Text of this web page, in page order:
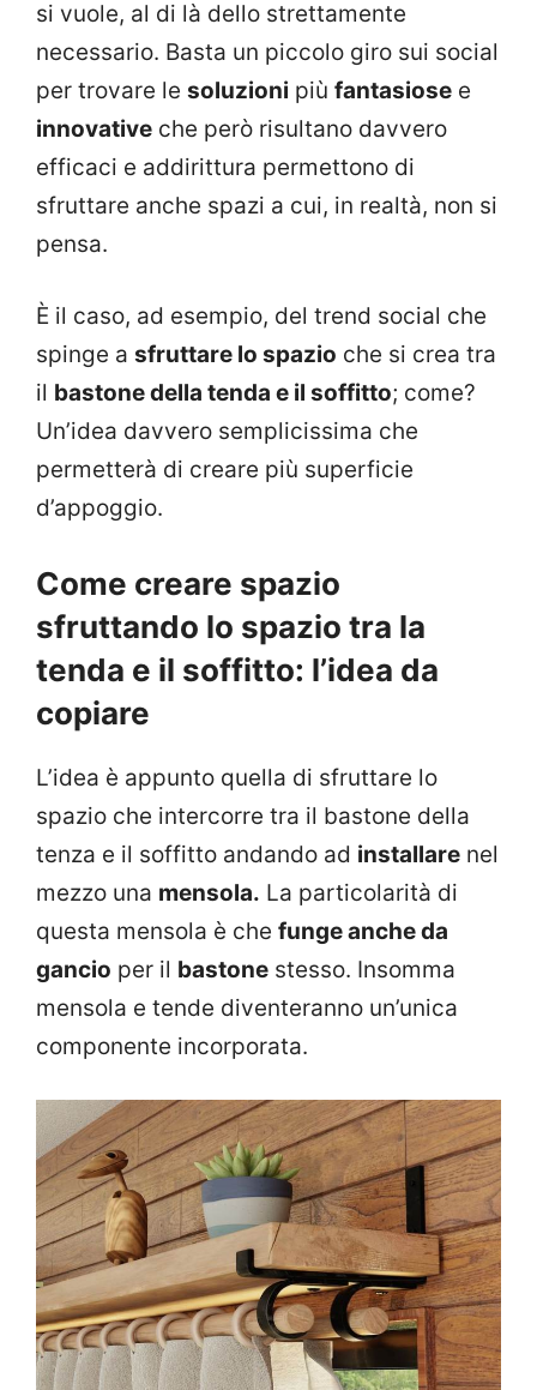
si vuole, al di là dello strettamente
necessario. Basta un piccolo giro sui social
per trovare le soluzioni più fantasiose e
innovative che però risultano davvero
efficaci e addirittura permettono di
sfruttare anche spazi a cui, in realtà, non si
pensa.
È il caso, ad esempio, del trend social che
spinge a sfruttare lo spazio che si crea tra
il bastone della tenda e il soffitto; come?
Un’idea davvero semplicissima che
permetterà di creare più superficie
d’appoggio.
Come creare spazio
sfruttando lo spazio tra la
tenda e il soffitto: l’idea da
copiare
L’idea è appunto quella di sfruttare lo
spazio che intercorre tra il bastone della
tenza e il soffitto andando ad installare nel
mezzo una mensola. La particolarità di
questa mensola è che funge anche da
gancio per il bastone stesso. Insomma
mensola e tende diventeranno un’unica
componente incorporata.